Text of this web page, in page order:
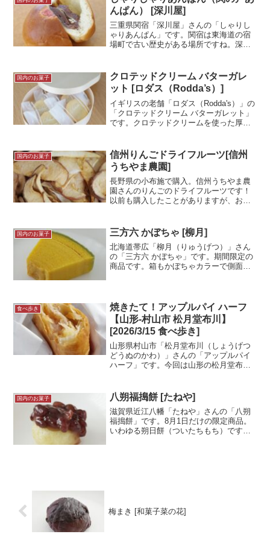
んぱん） [深川屋]
三重県関宿「深川屋」さんの「しゃりし
ゃりあんぱん」です。関宿は東海道の宿
場町で古い歴史がある場所ですね。深川
感のあんぱんとのことで気になって購入
しました！深川屋の銘菓に...＜続きを読
む＞
国内のお菓子
クロテッドクリーム バターガレ
ット [ロダス（Rodda’s）]
イギリスの老舗「ロダス（Rodda's）」の
「クロテッドクリーム バターガレット」
です。クロテッドクリームを使った厚焼
でした！試食メモ伊勢丹新宿店にて購
入。クロテッドクリ...＜続きを読む＞
国内のお菓子
信州りんごドライフルーツ[信州
うちやま農園]
長野県の小布施で購入。信州うちやま農
園さんのりんごのドライフルーツです！
以前も購入したことがありますが、おい
ま農園さんのお店があって、ジャムもす
ごく美味しいのでおす...＜続きを読む＞
国内のお菓子 三方六 かぼちゃ [柳月]
北海道帯広「柳月（りゅうげつ）」さん
の「三方六 かぼちゃ」です。期間限定の
商品です。箱もかぼちゃカラーで側面に
写真はページ後半にあり...＜続きを読む
＞
食べ歩き
焼きたて！アップルパイ ハーフ
【山形-村山市 松月堂布川】
[2026/3/15 食べ歩き]
山形県村山市「松月堂布川（しょうげつ
どうぬのかわ）」さんの「アップルパイ
ハーフ」です。今回は山形の松月堂布川
の方を紹介していますが、今回は三角形
で閉じた形状の「ハーフ...＜続きを読む
＞
国内のお菓子 八朔福搗餅 [たねや]
滋賀県近江八幡「たねや」さんの「八朔
福搗餅」です。8月1日だけの限定商品。
いわゆる朔日餅（ついたちもち）です
梅まき [和菓子菜の花]